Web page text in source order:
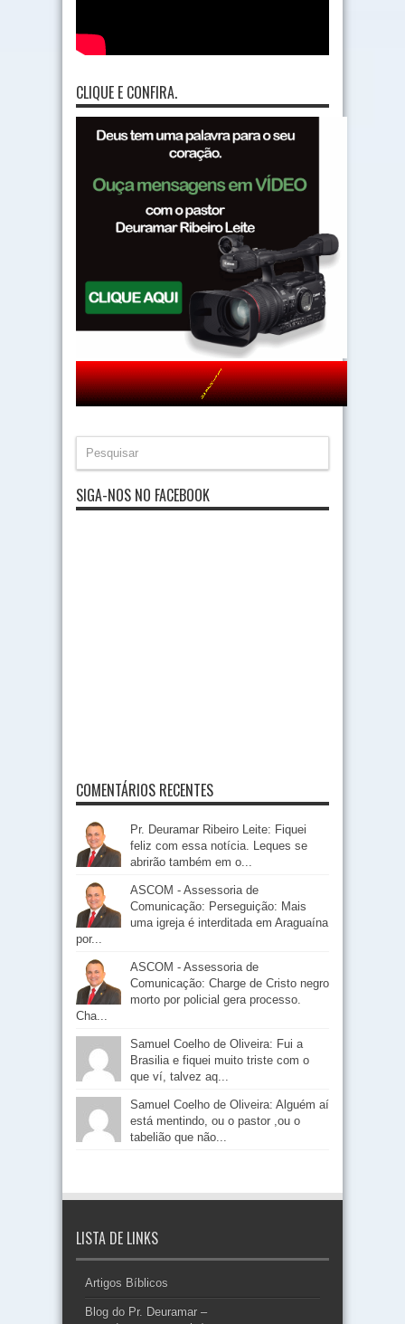
CLIQUE E CONFIRA.
SIGA-NOS NO FACEBOOK
COMENTÁRIOS RECENTES
Pr. Deuramar Ribeiro Leite: Fiquei
feliz com essa notícia. Leques se
abrirão também em o...
ASCOM - Assessoria de
Comunicação: Perseguição: Mais
uma igreja é interditada em Araguaína
por...
ASCOM - Assessoria de
Comunicação: Charge de Cristo negro
morto por policial gera processo.
Cha...
Samuel Coelho de Oliveira: Fui a
Brasilia e fiquei muito triste com o
que ví, talvez aq...
Samuel Coelho de Oliveira: Alguém aí
está mentindo, ou o pastor ,ou o
tabelião que não...
LISTA DE LINKS
Artigos Bíblicos
Blog do Pr. Deuramar –